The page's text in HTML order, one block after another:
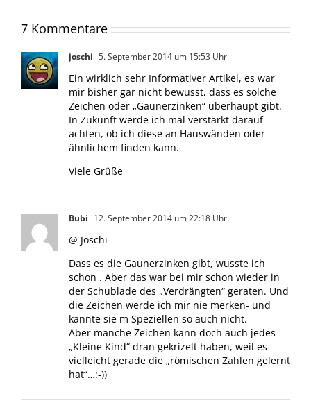
7 Kommentare
joschi 5. September 2014 um 15:53 Uhr
Ein wirklich sehr Informativer Artikel, es war
mir bisher gar nicht bewusst, dass es solche
Zeichen oder „Gaunerzinken“ überhaupt gibt.
In Zukunft werde ich mal verstärkt darauf
achten, ob ich diese an Hauswänden oder
ähnlichem finden kann.
Viele Grüße
Bubi 12. September 2014 um 22:18 Uhr
@ Joschi
Dass es die Gaunerzinken gibt, wusste ich
schon . Aber das war bei mir schon wieder in
der Schublade des „Verdrängten“ geraten. Und
die Zeichen werde ich mir nie merken- und
kannte sie m Speziellen so auch nicht.
Aber manche Zeichen kann doch auch jedes
„Kleine Kind“ dran gekrizelt haben, weil es
vielleicht gerade die „römischen Zahlen gelernt
hat“…:-))